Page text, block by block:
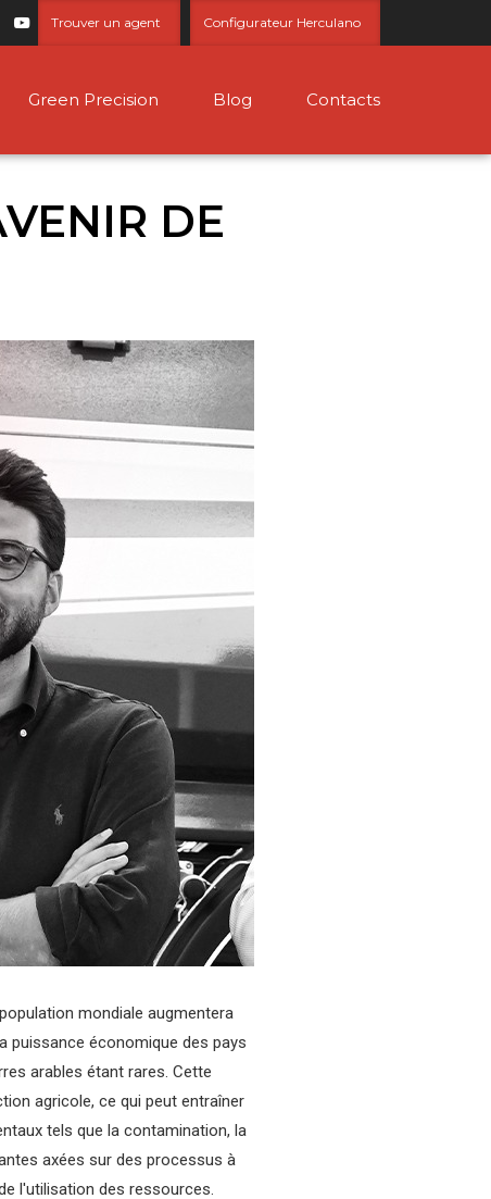
Trouver un agent Configurateur Herculano
Green Precision Blog Contacts
DE
mondiale augmentera
puissance économique des pays
arables étant rares. Cette
agricole, ce qui peut entraîner
tels que la contamination, la
axées sur des processus à
l'utilisation des ressources.